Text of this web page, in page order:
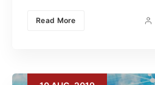
Read More